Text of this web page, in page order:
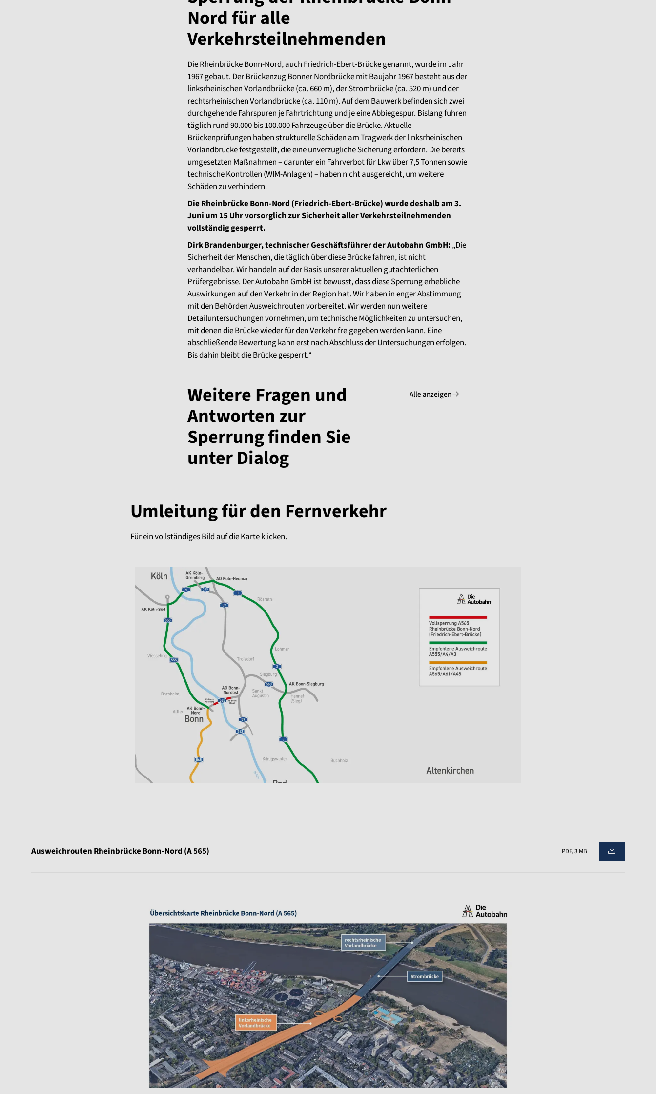
Nord für alle
Verkehrsteilnehmenden
Die Rheinbrücke Bonn-Nord, auch Friedrich-Ebert-Brücke genannt, wurde im Jahr
1967 gebaut. Der Brückenzug Bonner Nordbrücke mit Baujahr 1967 besteht aus der
linksrheinischen Vorlandbrücke (ca. 660 m), der Strombrücke (ca. 520 m) und der
rechtsrheinischen Vorlandbrücke (ca. 110 m). Auf dem Bauwerk befinden sich zwei
durchgehende Fahrspuren je Fahrtrichtung und je eine Abbiegespur. Bislang fuhren
täglich rund 90.000 bis 100.000 Fahrzeuge über die Brücke. Aktuelle
Brückenprüfungen haben strukturelle Schäden am Tragwerk der linksrheinischen
Vorlandbrücke festgestellt, die eine unverzügliche Sicherung erfordern. Die bereits
umgesetzten Maßnahmen – darunter ein Fahrverbot für Lkw über 7,5 Tonnen sowie
technische Kontrollen (WIM-Anlagen) – haben nicht ausgereicht, um weitere
Schäden zu verhindern.
Die Rheinbrücke Bonn-Nord (Friedrich-Ebert-Brücke) wurde deshalb am 3.
Juni um 15 Uhr vorsorglich zur Sicherheit aller Verkehrsteilnehmenden
vollständig gesperrt.
Dirk Brandenburger, technischer Geschäftsführer der Autobahn GmbH: „Die
Sicherheit der Menschen, die täglich über diese Brücke fahren, ist nicht
verhandelbar. Wir handeln auf der Basis unserer aktuellen gutachterlichen
Prüfergebnisse. Der Autobahn GmbH ist bewusst, dass diese Sperrung erhebliche
Auswirkungen auf den Verkehr in der Region hat. Wir haben in enger Abstimmung
mit den Behörden Ausweichrouten vorbereitet. Wir werden nun weitere
Detailuntersuchungen vornehmen, um technische Möglichkeiten zu untersuchen,
mit denen die Brücke wieder für den Verkehr freigegeben werden kann. Eine
abschließende Bewertung kann erst nach Abschluss der Untersuchungen erfolgen.
Bis dahin bleibt die Brücke gesperrt.“
Weitere Fragen und
Antworten zur
Sperrung finden Sie
unter Dialog
Alle anzeigen
Umleitung für den Fernverkehr
Für ein vollständiges Bild auf die Karte klicken.
Ausweichrouten Rheinbrücke Bonn-Nord (A 565) PDF, 3 MB